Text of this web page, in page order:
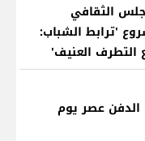
الثقافي
'ترابط الشباب:
التطرف العنيف'
الدفن عصر يوم